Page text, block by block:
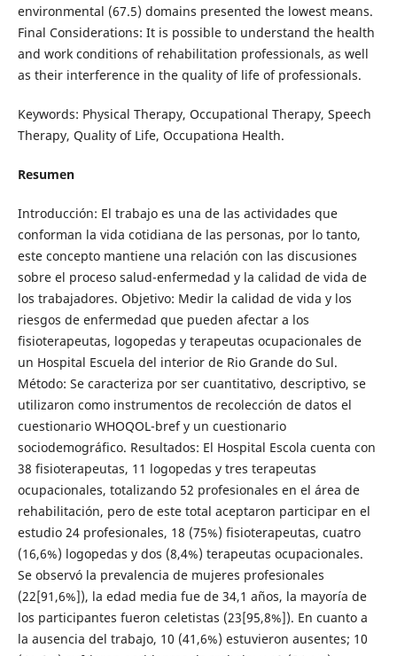
environmental (67.5) domains presented the lowest means.
Final Considerations: It is possible to understand the health
and work conditions of rehabilitation professionals, as well
as their interference in the quality of life of professionals.
Keywords: Physical Therapy, Occupational Therapy, Speech
Therapy, Quality of Life, Occupationa Health.
Resumen
Introducción: El trabajo es una de las actividades que
conforman la vida cotidiana de las personas, por lo tanto,
este concepto mantiene una relación con las discusiones
sobre el proceso salud-enfermedad y la calidad de vida de
los trabajadores. Objetivo: Medir la calidad de vida y los
riesgos de enfermedad que pueden afectar a los
fisioterapeutas, logopedas y terapeutas ocupacionales de
un Hospital Escuela del interior de Rio Grande do Sul.
Método: Se caracteriza por ser cuantitativo, descriptivo, se
utilizaron como instrumentos de recolección de datos el
cuestionario WHOQOL-bref y un cuestionario
sociodemográfico. Resultados: El Hospital Escola cuenta con
38 fisioterapeutas, 11 logopedas y tres terapeutas
ocupacionales, totalizando 52 profesionales en el área de
rehabilitación, pero de este total aceptaron participar en el
estudio 24 profesionales, 18 (75%) fisioterapeutas, cuatro
(16,6%) logopedas y dos (8,4%) terapeutas ocupacionales.
Se observó la prevalencia de mujeres profesionales
(22[91,6%]), la edad media fue de 34,1 años, la mayoría de
los participantes fueron celetistas (23[95,8%]). En cuanto a
la ausencia del trabajo, 10 (41,6%) estuvieron ausentes; 10